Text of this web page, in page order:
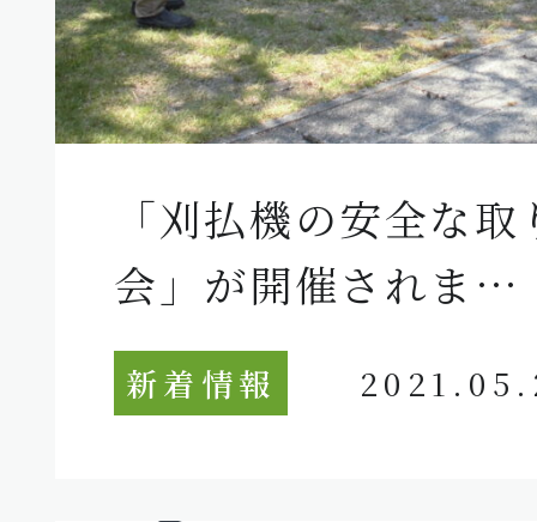
「刈払機の安全な
会」が開催されま…
新着情報